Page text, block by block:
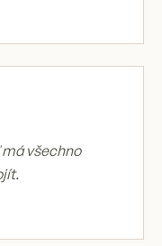
všechno